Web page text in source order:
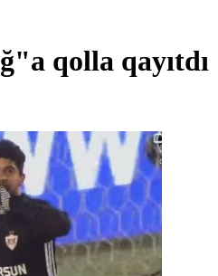
qolla qayıtdı